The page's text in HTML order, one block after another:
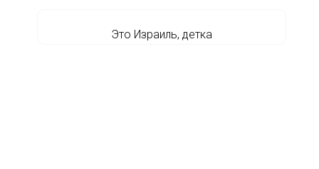
Это Израиль, детка